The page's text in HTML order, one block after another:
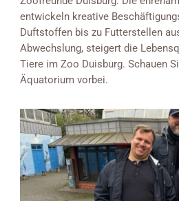
entwickeln kreative
Duftstoffen bis zu Futterstellen
Abwechslung, steigert die
Tiere im Zoo Duisburg. Schauen
Äquatorium vorbei.